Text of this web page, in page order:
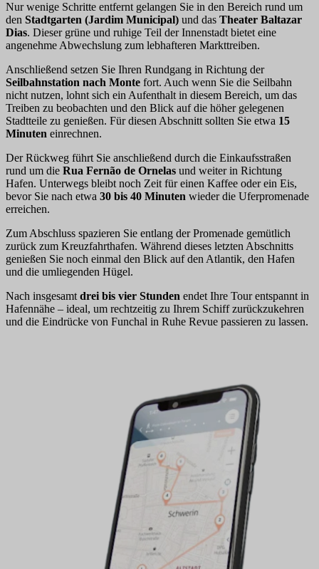
Nur wenige Schritte entfernt gelangen Sie in den Bereich rund um
den Stadtgarten (Jardim Municipal) und das Theater Baltazar
Dias. Dieser grüne und ruhige Teil der Innenstadt bietet eine
angenehme Abwechslung zum lebhafteren Markttreiben.
Anschließend setzen Sie Ihren Rundgang in Richtung der
Seilbahnstation nach Monte fort. Auch wenn Sie die Seilbahn
nicht nutzen, lohnt sich ein Aufenthalt in diesem Bereich, um das
Treiben zu beobachten und den Blick auf die höher gelegenen
Stadtteile zu genießen. Für diesen Abschnitt sollten Sie etwa 15
Minuten einrechnen.
Der Rückweg führt Sie anschließend durch die Einkaufsstraßen
rund um die Rua Fernão de Ornelas und weiter in Richtung
Hafen. Unterwegs bleibt noch Zeit für einen Kaffee oder ein Eis,
bevor Sie nach etwa 30 bis 40 Minuten wieder die Uferpromenade
erreichen.
Zum Abschluss spazieren Sie entlang der Promenade gemütlich
zurück zum Kreuzfahrthafen. Während dieses letzten Abschnitts
genießen Sie noch einmal den Blick auf den Atlantik, den Hafen
und die umliegenden Hügel.
Nach insgesamt drei bis vier Stunden endet Ihre Tour entspannt in
Hafennähe – ideal, um rechtzeitig zu Ihrem Schiff zurückzukehren
und die Eindrücke von Funchal in Ruhe Revue passieren zu lassen.